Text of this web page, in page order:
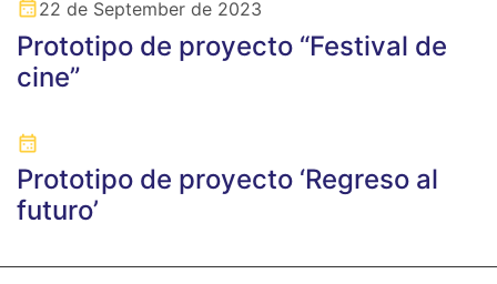
22 de September de 2023
Prototipo de proyecto “Festival de
cine”
Prototipo de proyecto ‘Regreso al
futuro’